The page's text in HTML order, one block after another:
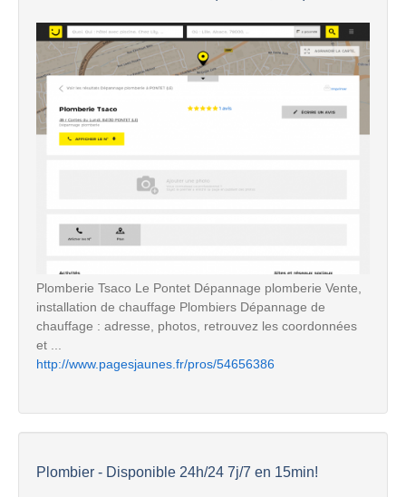
Plomberie Tsaco Le Pontet Dépannage plomberie Vente,
installation de chauffage Plombiers Dépannage de
chauffage : adresse, photos, retrouvez les coordonnées
et ...
http://www.pagesjaunes.fr/pros/54656386
Plombier - Disponible 24h/24 7j/7 en 15min!